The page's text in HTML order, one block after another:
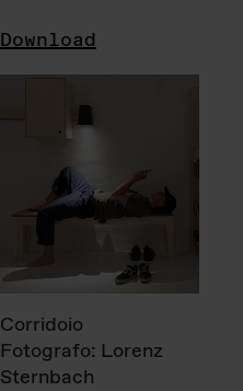
Download
Corridoio
Fotografo: Lorenz
Sternbach